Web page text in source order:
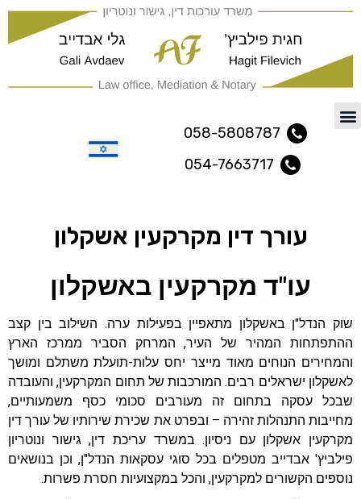
058-5808787
054-7663717
עורך דין מקרקעין אשקלון
עו"ד מקרקעין באשקלון
שוק הנדל"ן באשקלון מתאפיין בפעילות ערה. השילוב בין קצב
ההתפתחות המהיר של העיר, המרחק הסביר ממרכז הארץ
והמחירים הנוחים מאוד מייצר יחס עלות-תועלת משתלם ומושך
לאשקלון ישראלים רבים. המורכבות של תחום המקרקעין, והעובדה
שבכל עסקה בתחום זה מעורבים סכומי כסף משמעותיים,
מחייבות התנהלות זהירה – ובפרט את שכירת שירותיו של עורך דין
מקרקעין אשקלון עם ניסיון. במשרד עריכת דין, גישור ונוטריון
פילביץ' אבדייב מטפלים בכל סוגי עסקאות הנדל"ן, וכן בנושאים
נוספים הקשורים למקרקעין, והכל במקצועיות חסרת פשרות.